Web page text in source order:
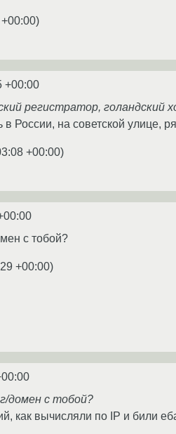
)
+00:00
регистратор, голандский
России, на советской улице,
+00:00)
с тобой?
+00:00)
домен с тобой?
как вычисляли по IP и били